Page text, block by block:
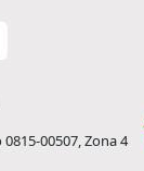
00507, Zona 4